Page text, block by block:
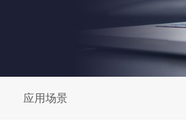
应用场景